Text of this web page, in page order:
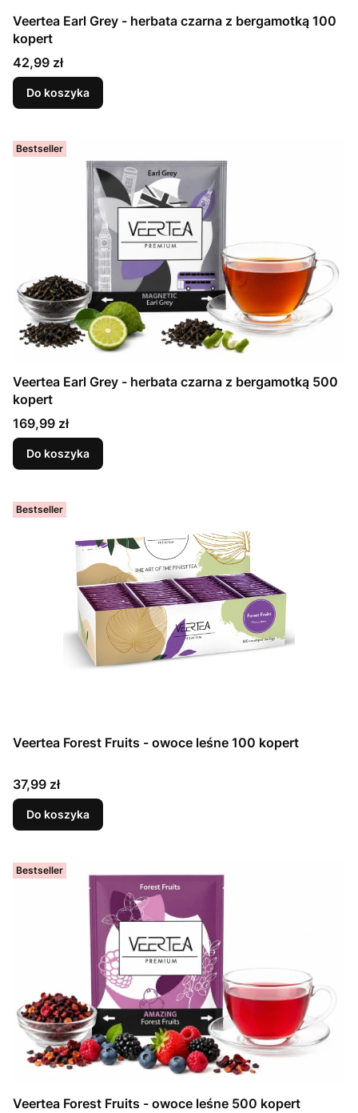
Veertea Earl Grey - herbata czarna z bergamotką 100
kopert
Cena
42,99 zł
Do koszyka
Bestseller
Veertea Earl Grey - herbata czarna z bergamotką 500
kopert
Cena
169,99 zł
Do koszyka
Bestseller
Veertea Forest Fruits - owoce leśne 100 kopert
Cena
37,99 zł
Do koszyka
Bestseller
Veertea Forest Fruits - owoce leśne 500 kopert